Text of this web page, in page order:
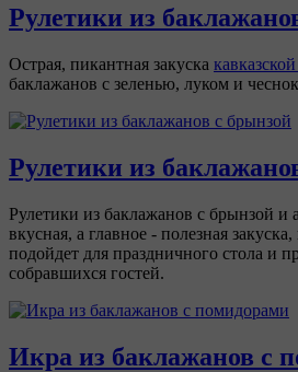
Рулетики из
Острая, пикантная закуска
баклажанов с зеленью, луком и
Рулетики из
Рулетики из баклажанов с брынзой и
вкусная, а главное - полезная
подойдет для праздничного стола и
собравшихся гостей.
Икра из баклажанов с